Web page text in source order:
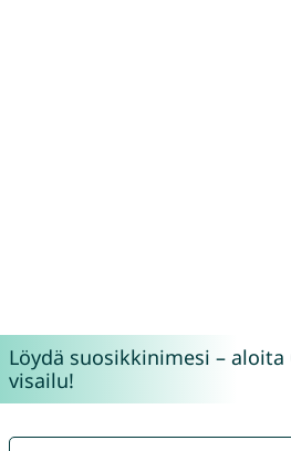
Löydä suosikkinimesi –
visailu!